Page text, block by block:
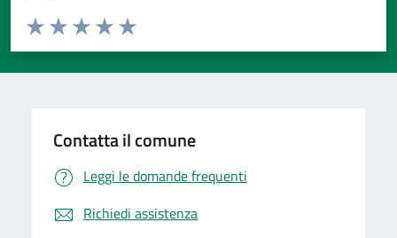
Domanda
Valuta da 1 a 5 stelle la pagina
Valuta 5 stelle su 5
Valuta 4 stelle su 5
Valuta 3 stelle su 5
Valuta 2 stelle su 5
Valuta 1 stelle su 5
Contatta il comune
Leggi le domande frequenti
Richiedi assistenza